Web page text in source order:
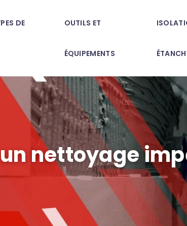
DE OUTILS ET
ÉQUIPEMENTS
nettoyage